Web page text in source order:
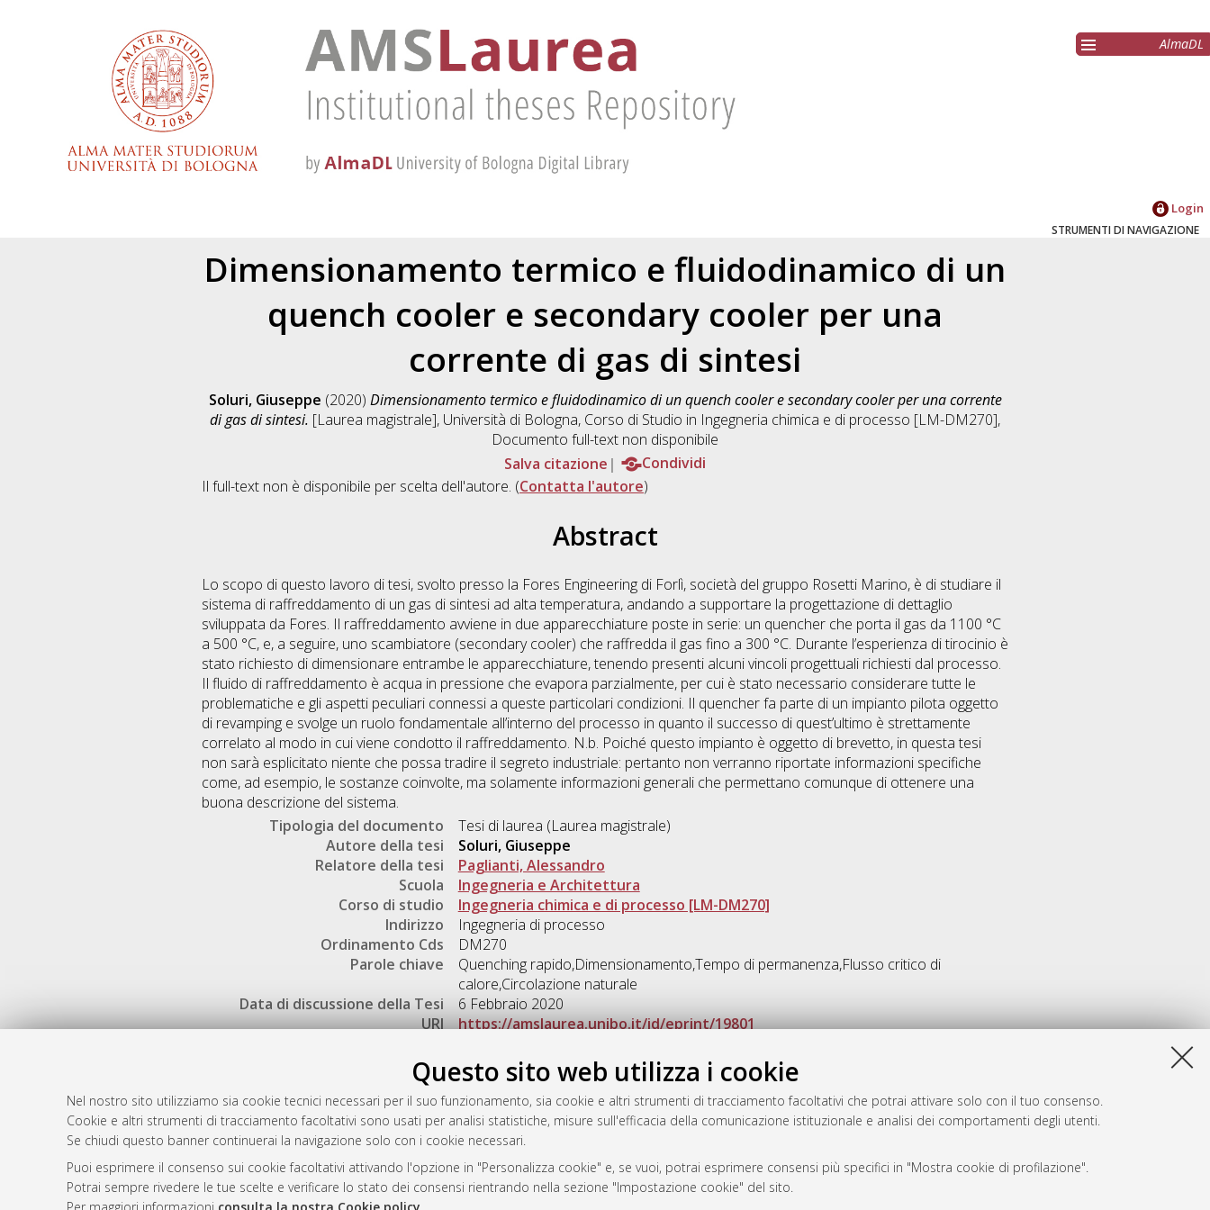
Questo sito web utilizza i cookie
Nel nostro sito utilizziamo sia cookie tecnici necessari per il suo funzionamento, sia cookie e altri strumenti di tracciamento facoltativi che potrai attivare solo con il tuo consenso.
Cookie e altri strumenti di tracciamento facoltativi sono usati per analisi statistiche, misure sull'efficacia della comunicazione istituzionale e analisi dei comportamenti degli utenti.
Se chiudi questo banner continuerai la navigazione solo con i cookie necessari.
Puoi esprimere il consenso sui cookie facoltativi attivando l'opzione in "Personalizza cookie" e, se vuoi, potrai esprimere consensi più specifici in "Mostra cookie di profilazione".
Potrai sempre rivedere le tue scelte e verificare lo stato dei consensi rientrando nella sezione "Impostazione cookie" del sito.
AlmaDL
Login
STRUMENTI DI NAVIGAZIONE
Dimensionamento termico e fluidodinamico di un
quench cooler e secondary cooler per una
corrente di gas di sintesi
Soluri, Giuseppe (2020) Dimensionamento termico e fluidodinamico di un quench cooler e secondary cooler per una corrente
di gas di sintesi. [Laurea magistrale], Università di Bologna, Corso di Studio in Ingegneria chimica e di processo [LM-DM270],
Documento full-text non disponibile
Salva citazione
Condividi
Il full-text non è disponibile per scelta dell'autore. (Contatta l'autore)
Abstract
Lo scopo di questo lavoro di tesi, svolto presso la Fores Engineering di Forlì, società del gruppo Rosetti Marino, è di studiare il
sistema di raffreddamento di un gas di sintesi ad alta temperatura, andando a supportare la progettazione di dettaglio
sviluppata da Fores. Il raffreddamento avviene in due apparecchiature poste in serie: un quencher che porta il gas da 1100 °C
a 500 °C, e, a seguire, uno scambiatore (secondary cooler) che raffredda il gas fino a 300 °C. Durante l’esperienza di tirocinio è
stato richiesto di dimensionare entrambe le apparecchiature, tenendo presenti alcuni vincoli progettuali richiesti dal processo.
Il fluido di raffreddamento è acqua in pressione che evapora parzialmente, per cui è stato necessario considerare tutte le
problematiche e gli aspetti peculiari connessi a queste particolari condizioni. Il quencher fa parte di un impianto pilota oggetto
di revamping e svolge un ruolo fondamentale all’interno del processo in quanto il successo di quest’ultimo è strettamente
correlato al modo in cui viene condotto il raffreddamento. N.b. Poiché questo impianto è oggetto di brevetto, in questa tesi
non sarà esplicitato niente che possa tradire il segreto industriale: pertanto non verranno riportate informazioni specifiche
come, ad esempio, le sostanze coinvolte, ma solamente informazioni generali che permettano comunque di ottenere una
buona descrizione del sistema.
Tipologia del documento
Tesi di laurea (Laurea magistrale)
Autore della tesi
Soluri, Giuseppe
Relatore della tesi
Paglianti, Alessandro
Scuola
Ingegneria e Architettura
Corso di studio
Ingegneria chimica e di processo [LM-DM270]
Indirizzo
Ingegneria di processo
Ordinamento Cds
DM270
Parole chiave
Quenching rapido,Dimensionamento,Tempo di permanenza,Flusso critico di
calore,Circolazione naturale
Data di discussione della Tesi
6 Febbraio 2020
URI
https://amslaurea.unibo.it/id/eprint/19801
Gestione del documento:
Atom
Rss 1.0
Rss 2.0
AMS Laurea
Servizio implementato e gestito da
Impostazioni Cookie
Informativa sulla privacy